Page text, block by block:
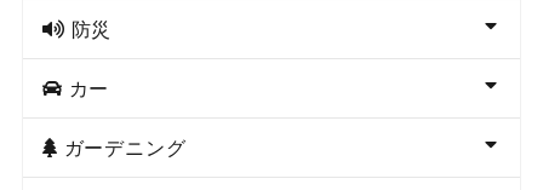
防災
カー
ガーデニング